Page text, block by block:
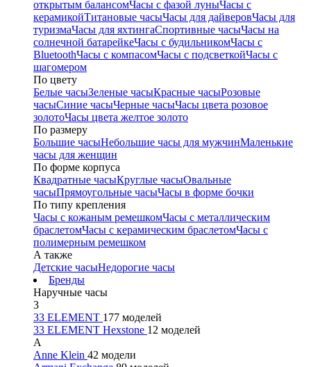
открытым балансомЧасы с фазой луныЧасы с
керамикойТитановые часыЧасы для дайверовЧасы для
туризмаЧасы для яхтингаСпортивные часыЧасы на
солнечной батарейкеЧасы с будильникомЧасы с
BluetoothЧасы с компасомЧасы с подсветкойЧасы с
шагомером
По цвету
Белые часыЗеленые часыКрасные часыРозовые
часыСиние часыЧерные часыЧасы цвета розовое
золотоЧасы цвета желтое золото
По размеру
Большие часыНебольшие часы для мужчинМаленькие
часы для женщин
По форме корпуса
Квадратные часыКруглые часыОвальные
часыПрямоугольные часыЧасы в форме бочки
По типу крепления
Часы с кожаным ремешкомЧасы с металлическим
браслетомЧасы с керамическим браслетомЧасы с
полимерным ремешком
А также
Детские часыНедорогие часы
Бренды
Наручные часы
3
33 ELEMENT 177 моделей
33 ELEMENT Hexstone 12 моделей
A
Anne Klein 42 модели